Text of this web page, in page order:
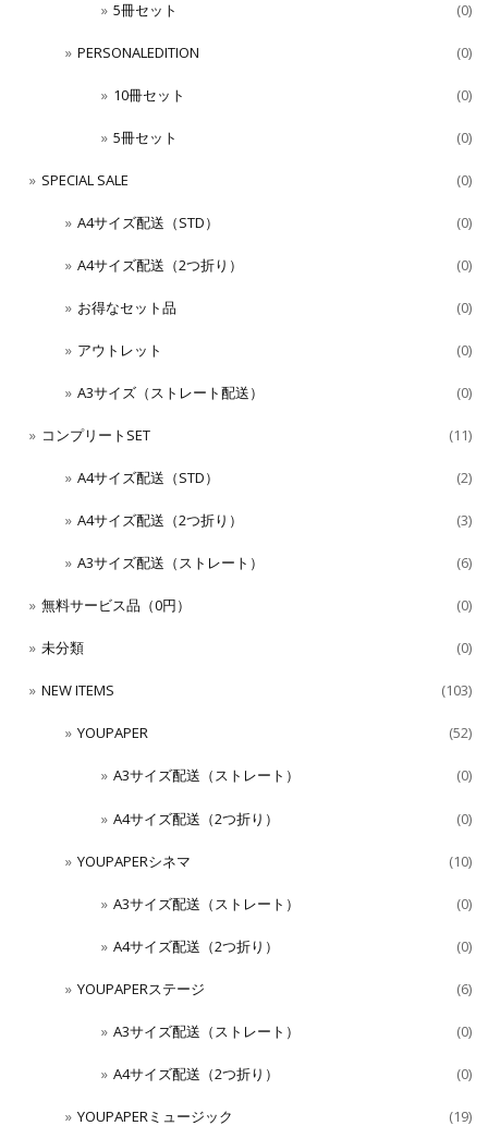
5冊セット (0)
PERSONALEDITION (0)
10冊セット (0)
5冊セット (0)
SPECIAL SALE (0)
A4サイズ配送（STD） (0)
A4サイズ配送（2つ折り） (0)
お得なセット品 (0)
アウトレット (0)
A3サイズ（ストレート配送） (0)
コンプリートSET (11)
A4サイズ配送（STD） (2)
A4サイズ配送（2つ折り） (3)
A3サイズ配送（ストレート） (6)
無料サービス品（0円） (0)
未分類 (0)
NEW ITEMS (103)
YOUPAPER (52)
A3サイズ配送（ストレート） (0)
A4サイズ配送（2つ折り） (0)
YOUPAPERシネマ (10)
A3サイズ配送（ストレート） (0)
A4サイズ配送（2つ折り） (0)
YOUPAPERステージ (6)
A3サイズ配送（ストレート） (0)
A4サイズ配送（2つ折り） (0)
YOUPAPERミュージック (19)